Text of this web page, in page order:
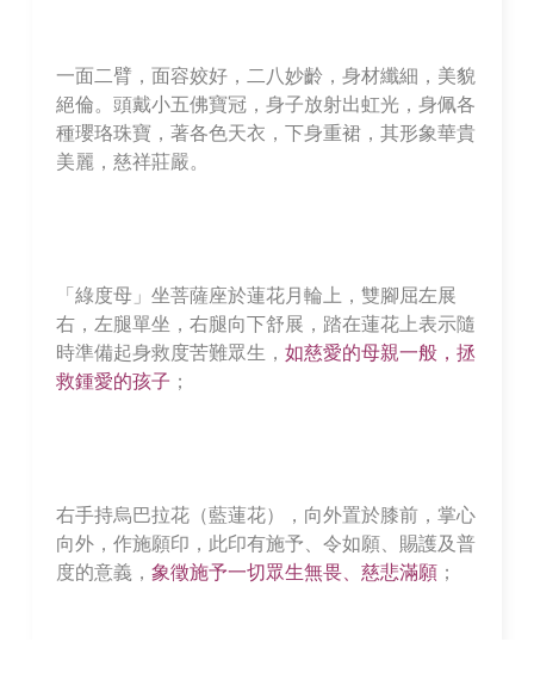
一面二臂，面容姣好，二八妙齡，身材纖細，美貌
絕倫。頭戴小五佛寶冠，身子放射出虹光，身佩各
種瓔珞珠寶，著各色天衣，下身重裙，其形象華貴
美麗，慈祥莊嚴。
「綠度母」坐菩薩座於蓮花月輪上，雙腳屈左展
右，左腿單坐，右腿向下舒展，踏在蓮花上表示隨
時準備起身救度苦難眾生，如慈愛的母親一般，拯
救鍾愛的孩子 ；
右手持烏巴拉花（藍蓮花），向外置於膝前，掌心
向外，作施願印，此印有施予、令如願、賜護及普
度的意義，象徵施予一切眾生無畏、慈悲滿願 ；